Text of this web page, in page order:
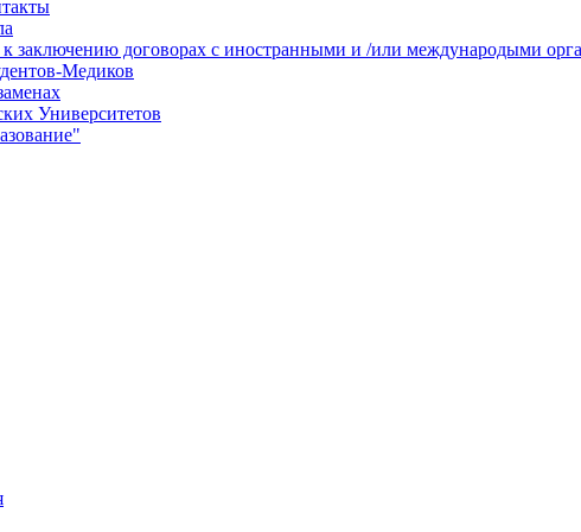
договорах с иностранными и /или международыми
Медиков
Университетов